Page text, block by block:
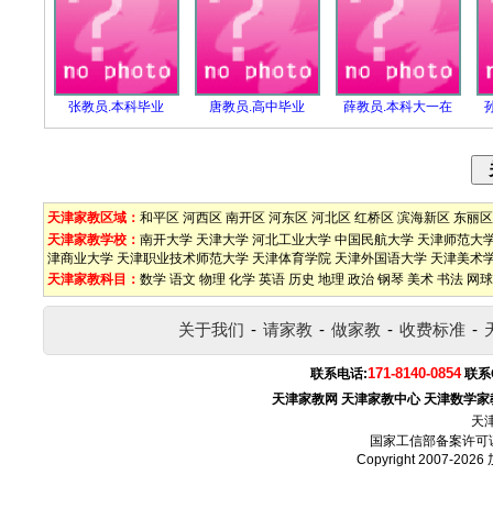
张教员.本科毕业 唐教员.高中毕业 薛教员.本科大一在
天津家教区域： 和平区 河西区 南开区 河东区 河北区 红桥区 滨海新区 东丽区
天津家教学校： 南开大学 天津大学 河北工业大学 中国民航大学 天津师范大
津商业大学 天津职业技术师范大学 天津体育学院 天津外国语大学 天津美术
天津家教科目： 数学 语文 物理 化学 英语 历史 地理 政治 钢琴 美术 书法 网球
关于我们 - 请家教 - 做家教 - 收费标准 -
联系电话:171-8140-0854 联
天津家教网 天津家教中心 天津数学家
天
国家工信部备案许可
Copyright 2007-2026